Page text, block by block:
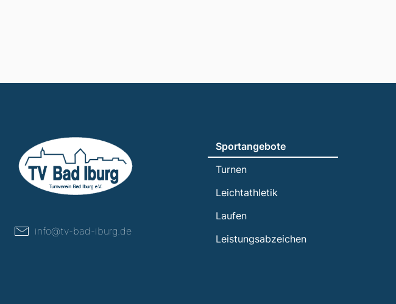
info@tv-bad-iburg.de
Sportangebote
Turnen
Leichtathletik
Laufen
Leistungsabzeichen